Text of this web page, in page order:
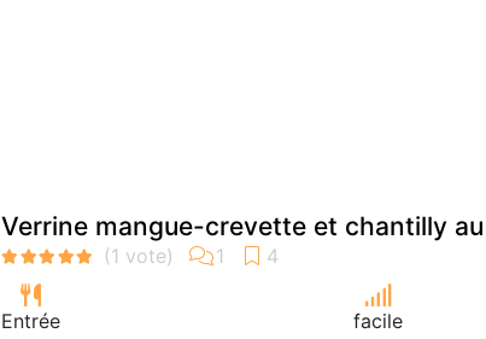
Verrine mangue-crevette et chantilly
Entrée facile